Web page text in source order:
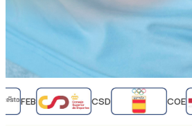
FEB CSD COE